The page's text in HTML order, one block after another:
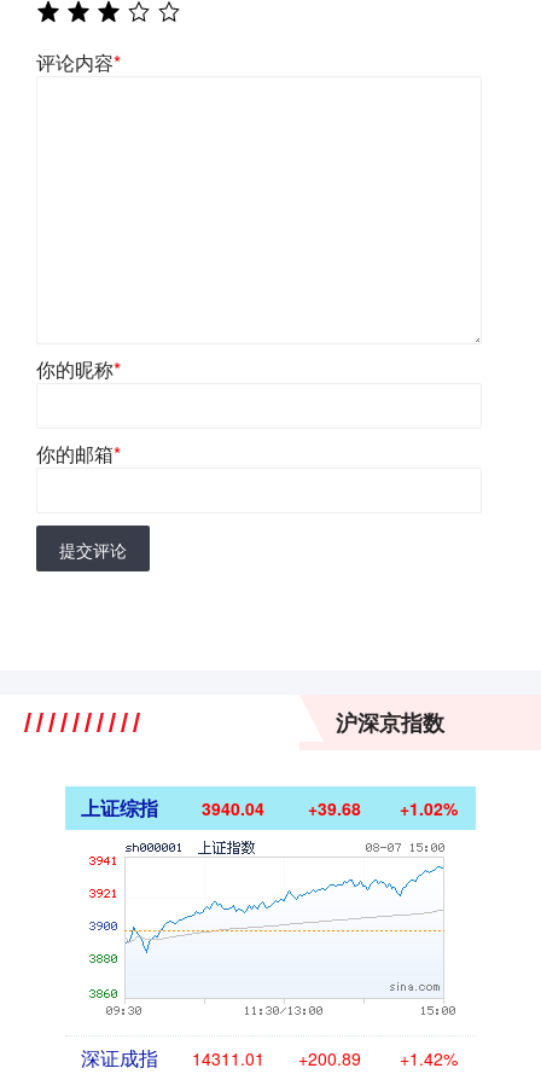
评论内容*
你的昵称*
你的邮箱*
提交评论
沪深京指数
上证综指 3940.04 +39.68 +1.02%
深证成指 14311.01 +200.89 +1.42%